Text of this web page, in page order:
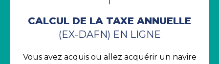
CALCUL DE LA TAXE ANNUELLE
(EX-DAFN) EN LIGNE
Vous avez acquis ou allez acquérir un navire